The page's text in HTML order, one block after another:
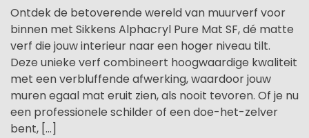
Ontdek de betoverende wereld van muurverf voor
binnen met Sikkens Alphacryl Pure Mat SF, dé matte
verf die jouw interieur naar een hoger niveau tilt.
Deze unieke verf combineert hoogwaardige kwaliteit
met een verbluffende afwerking, waardoor jouw
muren egaal mat eruit zien, als nooit tevoren. Of je nu
een professionele schilder of een doe-het-zelver
bent, […]